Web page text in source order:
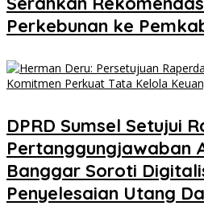
Perkebunan ke
DPRD Sumsel Setujui
Pertanggungjawaban
Banggar Soroti
Penyelesaian Utang